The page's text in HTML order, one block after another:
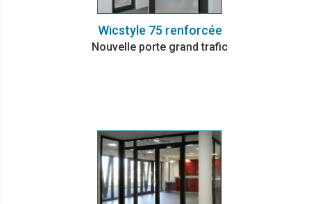
Wicstyle 75 renforcée
Nouvelle porte grand trafic